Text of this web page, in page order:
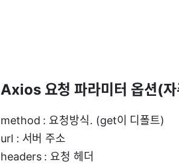
Axios 요청 파라미터 옵션(자
method : 요청방식. (get이 디폴트)
url : 서버 주소
headers : 요청 헤더